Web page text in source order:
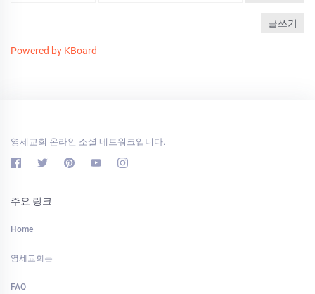
글쓰기
Powered by KBoard
영세교회 온라인 소셜 네트워크입니다.
주요 링크
Home
영세교회는
FAQ